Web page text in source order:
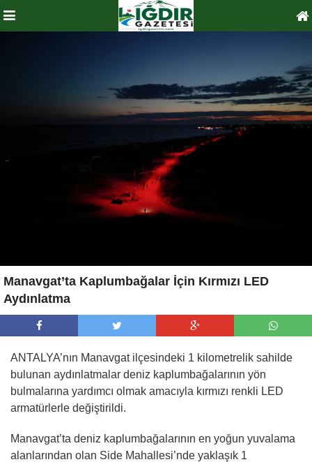
Manavgat’ta Kaplumbağalar İçin Kırmızı LED
Aydınlatma
ANTALYA’nın Manavgat ilçesindeki 1 kilometrelik sahilde
bulunan aydınlatmalar deniz kaplumbağalarının yön
bulmalarına yardımcı olmak amacıyla kırmızı renkli LED
armatürlerle değiştirildi.
Manavgat’ta deniz kaplumbağalarının en yoğun yuvalama
alanlarından olan Side Mahallesi’nde yaklaşık 1